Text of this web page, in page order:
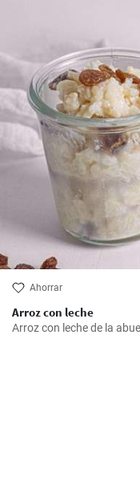
Ahorrar
Arroz con leche
Arroz con leche de la